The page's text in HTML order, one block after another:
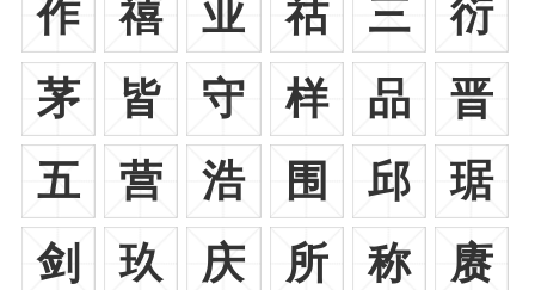
作
禧 业 祜 三
衍
茅
皆 守 样 品
晋
五
营 浩 围 邱
琚
剑
玖 庆 所 称
赓